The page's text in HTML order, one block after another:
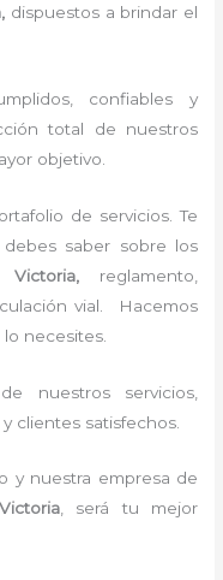
dispuestos a brindar el
confiables y
total de nuestros
objetivo.
de servicios. Te
saber sobre los
reglamento,
vial. Hacemos
necesites.
nuestros servicios,
clientes satisfechos.
y nuestra empresa de
, será tu mejor